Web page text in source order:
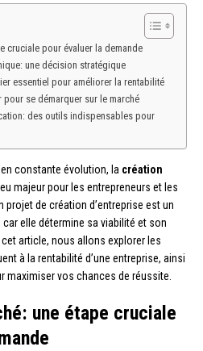
cruciale pour évaluer la demande
une décision stratégique
essentiel pour améliorer la rentabilité
pour se démarquer sur le marché
des outils indispensables pour
constante évolution, la création
majeur pour les entrepreneurs et les
projet de création d’entreprise est un
elle détermine sa viabilité et son
article, nous allons explorer les
à la rentabilité d’une entreprise, ainsi
maximiser vos chances de réussite.
une étape cruciale